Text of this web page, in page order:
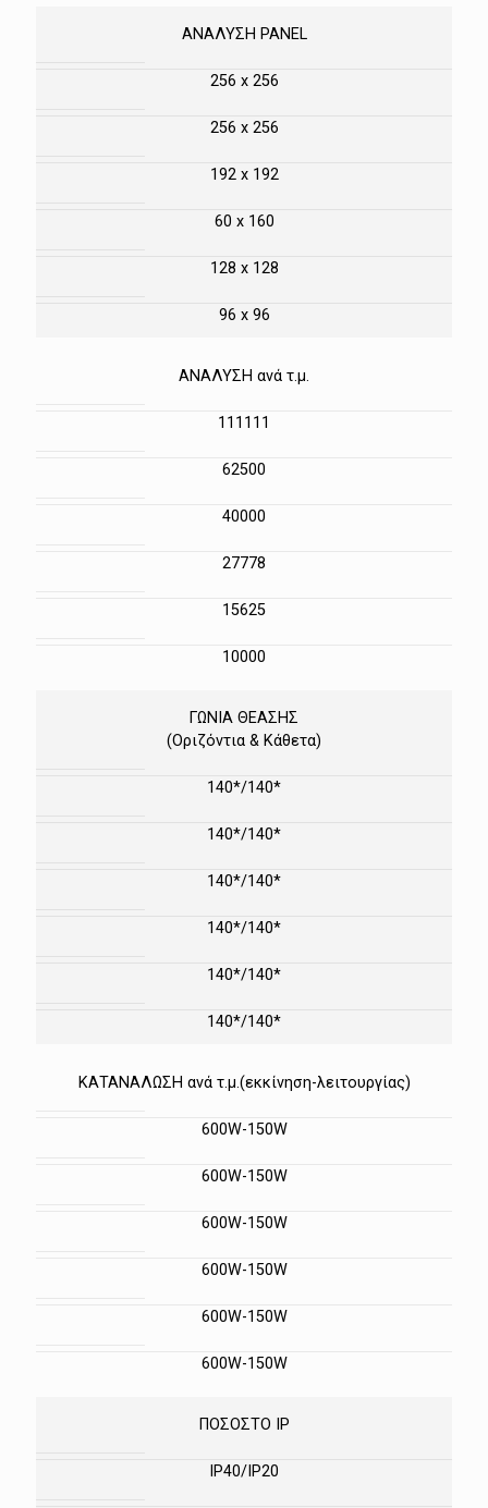
ΑΝΑΛΥΣΗ PANEL
256 x 256
256 x 256
192 x 192
60 x 160
128 x 128
96 x 96
ΑΝΑΛΥΣΗ ανά τ.μ.
111111
62500
40000
27778
15625
10000
ΓΩΝΙΑ ΘΕΑΣΗΣ
(Οριζόντια & Κάθετα)
140*/140*
140*/140*
140*/140*
140*/140*
140*/140*
140*/140*
ΚΑΤΑΝΑΛΩΣΗ ανά τ.μ.(εκκίνηση-λειτουργίας)
600W-150W
600W-150W
600W-150W
600W-150W
600W-150W
600W-150W
ΠΟΣΟΣΤΟ IP
IP40/IP20